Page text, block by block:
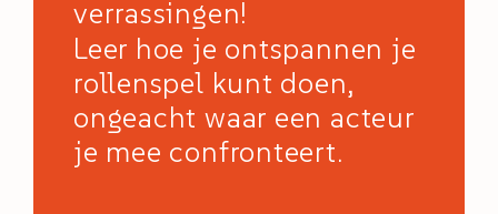
verrassingen!
Leer hoe je ontspannen je
rollenspel kunt doen,
ongeacht waar een acteur
je mee confronteert.